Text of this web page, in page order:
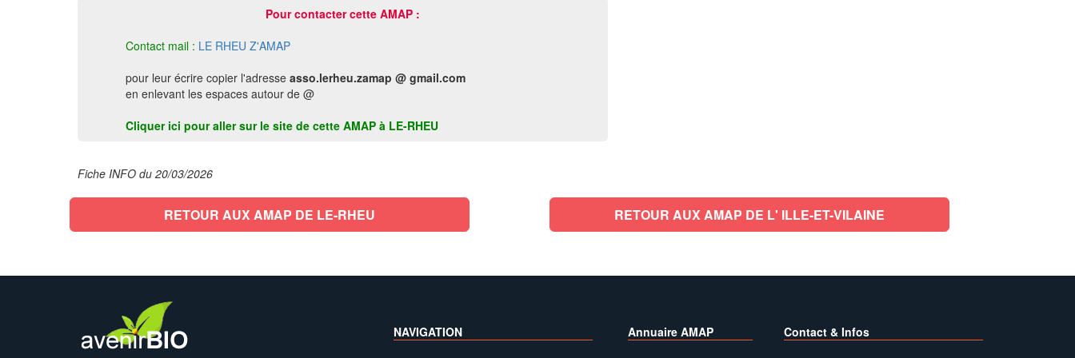
Pour contacter cette AMAP :
Contact mail : LE RHEU Z'AMAP
pour leur écrire copier l'adresse asso.lerheu.zamap @ gmail.com
en enlevant les espaces autour de @
Cliquer ici pour aller sur le site de cette AMAP à LE-RHEU
Fiche INFO du 20/03/2026
RETOUR AUX AMAP DE LE-RHEU RETOUR AUX AMAP DE L' ILLE-ET-VILAINE
NAVIGATION Annuaire AMAP Contact & Infos